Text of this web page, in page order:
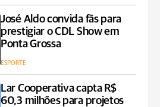
José Aldo convida fãs para
prestigiar o CDL Show em
Ponta Grossa
ESPORTE
Lar Cooperativa capta R$
60,3 milhões para projetos